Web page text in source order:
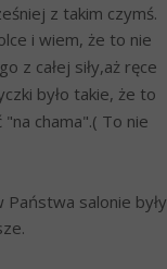
z takim czymś.
i wiem, że to nie
z całej siły,aż ręce
było takie, że to
chama".( To nie
Państwa salonie były